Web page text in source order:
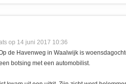
op 14 juni 2017 10:36
de Havenweg in Waalwijk is
botsing met een automobilist.